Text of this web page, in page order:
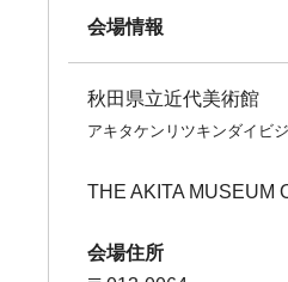
会場情報
秋田県立近代美術館
アキタケンリツキンダイビ
THE AKITA MUSEUM
会場住所